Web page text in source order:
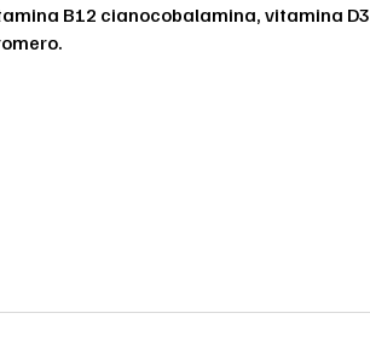
B12 cianocobalamina, vitamina D3